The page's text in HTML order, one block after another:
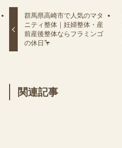
群馬県高崎市で人気のマタ
ニティ整体｜妊婦整体・産
前産後整体ならフラミンゴ
の休日🦩
関連記事